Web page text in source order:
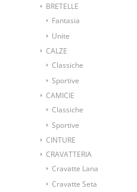
BRETELLE
Fantasia
Unite
CALZE
Classiche
Sportive
CAMICIE
Classiche
Sportive
CINTURE
CRAVATTERIA
Cravatte Lana
Cravatte Seta